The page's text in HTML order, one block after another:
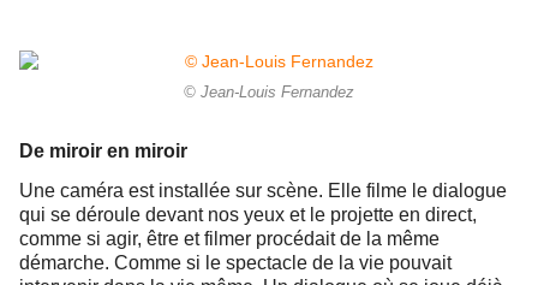
© Jean-Louis Fernandez
De miroir en miroir
Une caméra est installée sur scène. Elle filme le dialogue
qui se déroule devant nos yeux et le projette en direct,
comme si agir, être et filmer procédait de la même
démarche. Comme si le spectacle de la vie pouvait